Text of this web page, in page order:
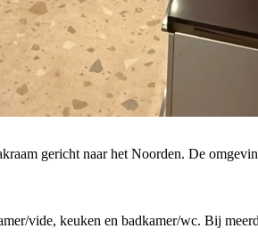
gericht naar het Noorden. De
vide, keuken en badkamer/wc. Bij